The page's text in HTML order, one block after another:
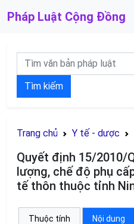
Pháp Luật Cộng Đồng
Tìm kiếm
Trang chủ Y tế - dược
Quyết định 15/2010/
lượng, chế độ phụ
tế thôn thuộc tỉnh
Thuộc tính Nội dung